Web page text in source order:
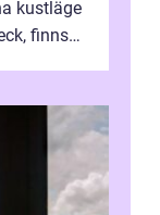
kustläge
finns